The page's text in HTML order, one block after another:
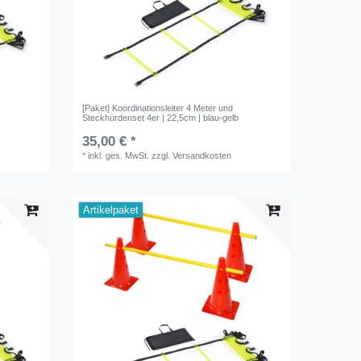
[Paket] Koordinationsleiter 4 Meter und
Steckhürdenset 4er | 22,5cm | blau-gelb
35,00 € *
*inkl. ges. MwSt. zzgl.Versandkosten
Artikelpaket